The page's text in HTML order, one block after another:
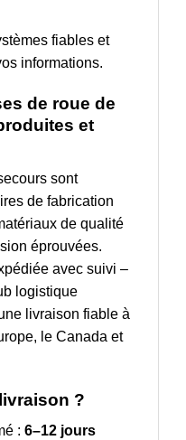
fiables et
informations.
de roue de
et
sont
de fabrication
de qualité
éprouvées.
avec suivi –
logistique
livraison fiable à
le Canada et
?
: 6–12 jours